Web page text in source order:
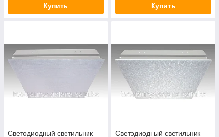
Купить Купить
Светодиодный светильник
Светодиодный светильник